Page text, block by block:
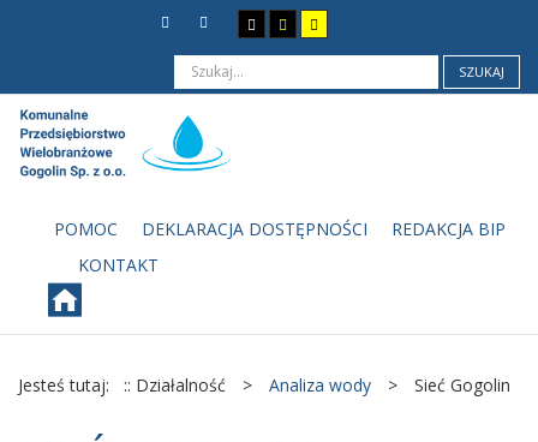
SZUKAJ
POMOC DEKLARACJA DOSTĘPNOŚCI
REDAKCJA BIP
KONTAKT
Jesteś tutaj: :: Działalność > Analiza wody > Sieć Gogolin